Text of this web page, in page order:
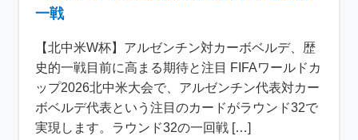
一戦
【北中米W杯】アルゼンチン対カーボベルデ、歴
史的一戦目前に高まる期待と注目 FIFAワールドカ
ップ2026北中米大会で、アルゼンチン代表対カー
ボベルデ代表という注目のカードがラウンド32で
実現します。ラウンド32の一回戦 […]